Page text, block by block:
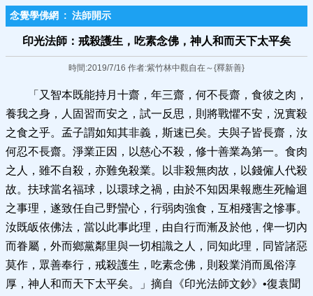
念覺學佛網 : 法師開示
印光法師：戒殺護生，吃素念佛，神​人和而天下太平矣
時間:2019/7/16 作者:紫竹林中觀自在～{釋新善}
「又智本既能持月十齋，年三齋，何不長齋，食彼之肉，
養我之身，人固習而安之，試一反思，則將戰懼不安，況實殺
之食之乎。孟子謂如知其非義，斯速已矣。夫與子皆長齋，汝
何忍不長齋。淨業正因，以慈心不殺，修十善業為第一。食肉
之人，雖不自殺，亦難免殺業。以非殺無肉故，以錢僱人代殺
故。扶球當名福球，以環球之禍，由於不知因果報應生死輪迴
之事理，遂致任自己野蠻心，行弱肉強食，互相殘害之慘事。
汝既皈依佛法，當以此事此理，由自行而漸及於他，俾一切內
而眷屬，外而鄉黨鄰里與一切相識之人，同知此理，同皆諸惡
莫作，眾善奉行，戒殺護生，吃素念佛，則殺業消而風俗淳
厚，神人和而天下太平矣。」摘自《印光法師文鈔》•復袁聞